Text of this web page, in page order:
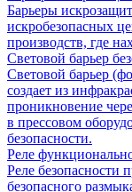
Барьеры
искробезопасных
производств, где
Световой барьер
Световой барьер
создает из
проникновение
в прессовом
безопасности.
Реле
Реле безопасности
безопасного